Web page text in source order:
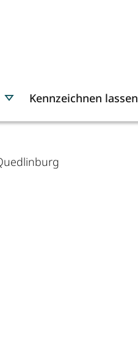
Kennzeichnen lassen